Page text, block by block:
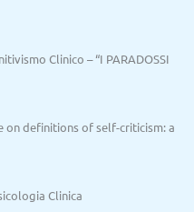
Clinico – “I PARADOSSI
definitions of self-criticism: a
Clinica